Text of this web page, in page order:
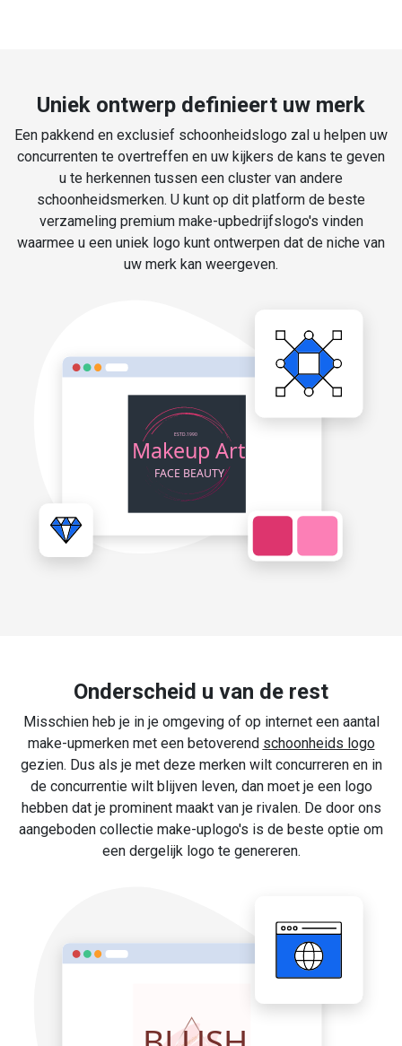
Uniek ontwerp definieert uw merk
Een pakkend en exclusief schoonheidslogo zal u helpen uw
concurrenten te overtreffen en uw kijkers de kans te geven
u te herkennen tussen een cluster van andere
schoonheidsmerken. U kunt op dit platform de beste
verzameling premium make-upbedrijfslogo's vinden
waarmee u een uniek logo kunt ontwerpen dat de niche van
uw merk kan weergeven.
Onderscheid u van de rest
Misschien heb je in je omgeving of op internet een aantal
make-upmerken met een betoverend schoonheids logo
gezien. Dus als je met deze merken wilt concurreren en in
de concurrentie wilt blijven leven, dan moet je een logo
hebben dat je prominent maakt van je rivalen. De door ons
aangeboden collectie make-uplogo's is de beste optie om
een dergelijk logo te genereren.